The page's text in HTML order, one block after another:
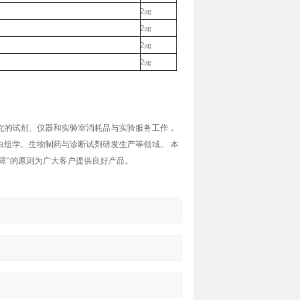
2μg
2μg
2μg
2μg
试剂、仪器和实验室消耗品与实验服务工作，
学。生物制药与诊断试剂研发生产等领域。 本
的原则为广大客户提供良好产品。